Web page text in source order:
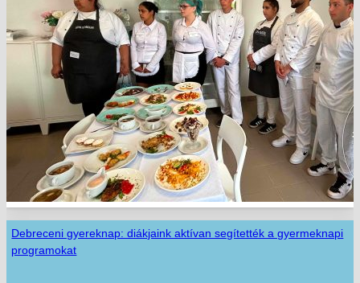
Debreceni gyereknap: diákjaink aktívan segítették a gyermeknapi
programokat